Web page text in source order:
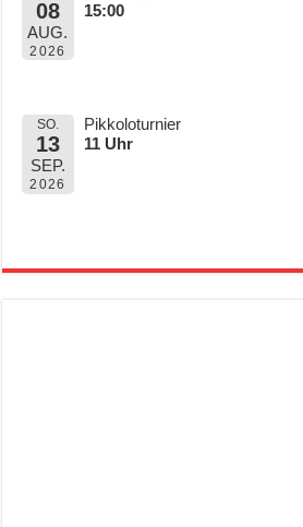
08
AUG.
2026
15:00
SO.
13
SEP.
2026
Pikkoloturnier
11 Uhr